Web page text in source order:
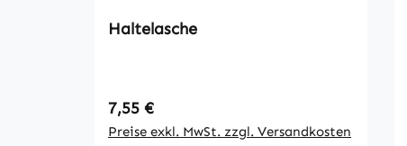
Haltelasche
Regulärer Preis:
7,55 €
Preise exkl. MwSt. zzgl. Versandkosten